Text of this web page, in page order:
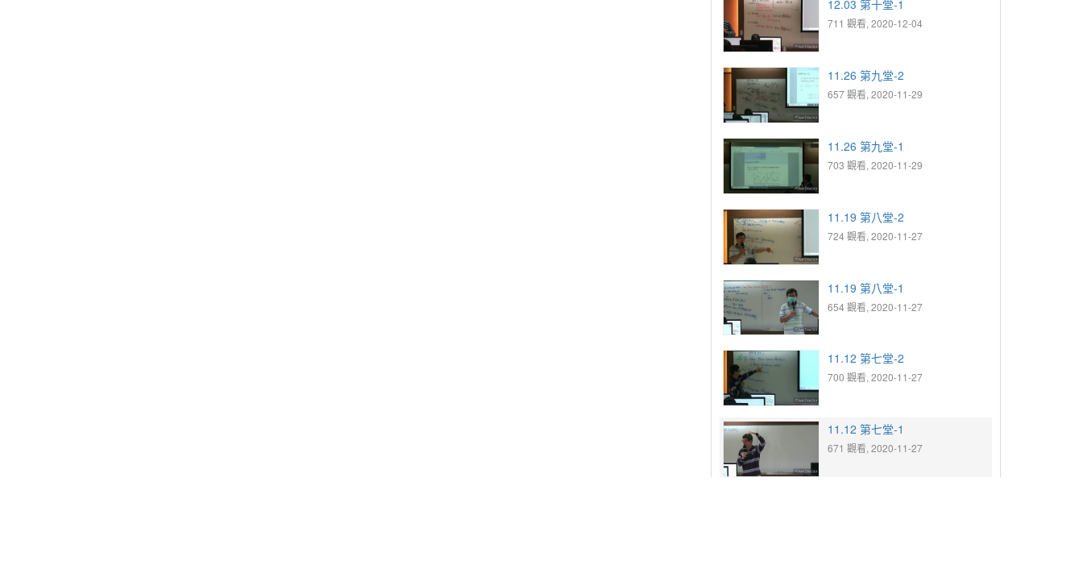
12.03 第十堂-1
711 觀看, 2020-12-04
11.26 第九堂-2
657 觀看, 2020-11-29
11.26 第九堂-1
703 觀看, 2020-11-29
11.19 第八堂-2
724 觀看, 2020-11-27
11.19 第八堂-1
654 觀看, 2020-11-27
11.12 第七堂-2
700 觀看, 2020-11-27
11.12 第七堂-1
671 觀看, 2020-11-27